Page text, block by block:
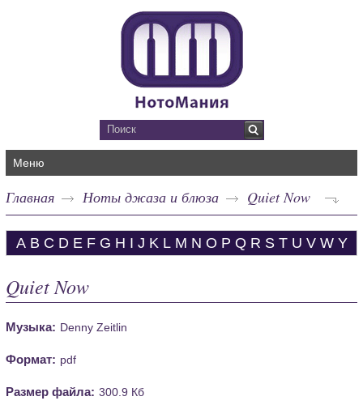
Меню
Главная Ноты джаза и блюза Quiet Now
A B C D E F G H I J K L M N O P Q R S T U V W Y
Quiet Now
Музыка: Denny Zeitlin
Формат: pdf
Размер файла: 300.9 Кб